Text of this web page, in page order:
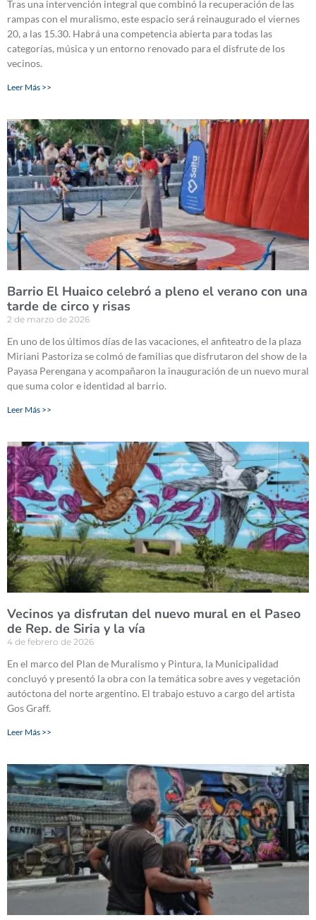
Tras una intervención integral que combinó la recuperación de las
rampas con el muralismo, este espacio será reinaugurado el viernes
20, a las 15.30. Habrá una competencia abierta para todas las
categorías, música y un entorno renovado para el disfrute de los
vecinos.
Leer Más >>
Barrio El Huaico celebró a pleno el verano con una
tarde de circo y risas
2 de marzo de 2026
En uno de los últimos días de las vacaciones, el anfiteatro de la plaza
Miriani Pastoriza se colmó de familias que disfrutaron del show de la
Payasa Perengana y acompañaron la inauguración de un nuevo mural
que suma color e identidad al barrio.
Leer Más >>
Vecinos ya disfrutan del nuevo mural en el Paseo
de Rep. de Siria y la vía
4 de febrero de 2026
En el marco del Plan de Muralismo y Pintura, la Municipalidad
concluyó y presentó la obra con la temática sobre aves y vegetación
autóctona del norte argentino. El trabajo estuvo a cargo del artista
Gos Graff.
Leer Más >>